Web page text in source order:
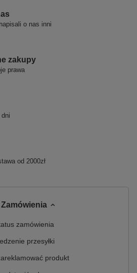
o nas inni
zakupy
prawa
od 2000zł
Zamówienia
zamówienia
przesyłki
produkt